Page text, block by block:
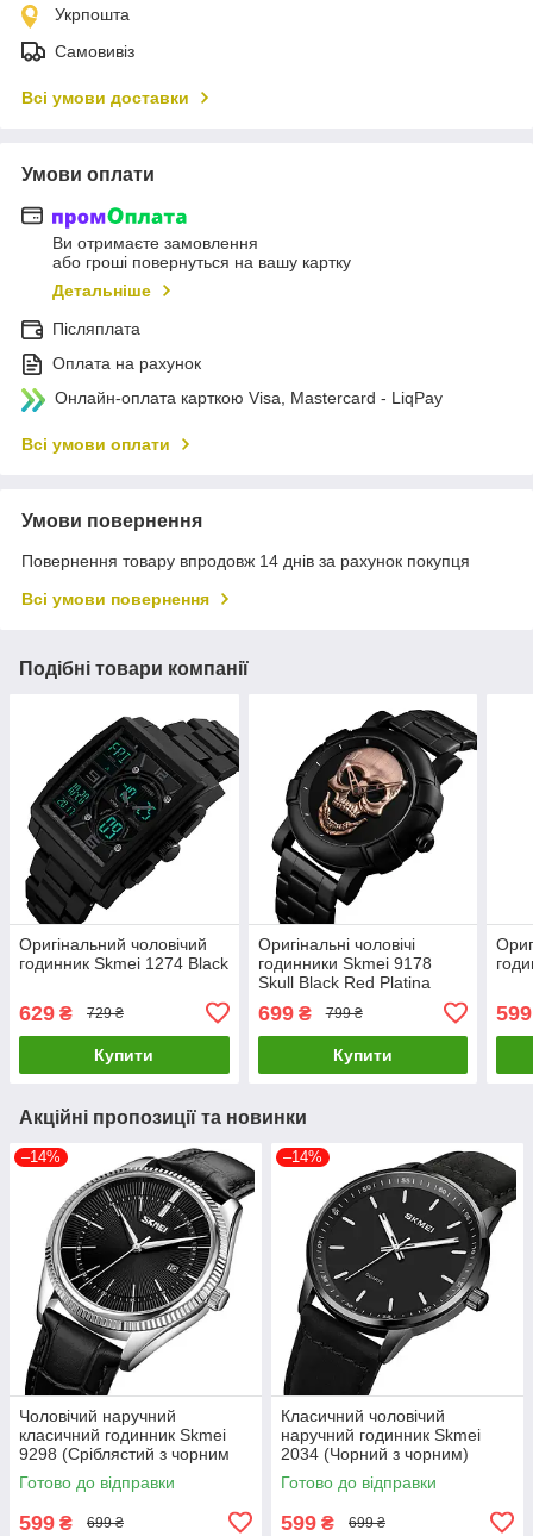
Укрпошта
Самовивіз
Всі умови доставки
Умови оплати
Ви отримаєте замовлення
або гроші повернуться на вашу картку
Детальніше
Післяплата
Оплата на рахунок
Онлайн-оплата карткою Visa, Mastercard - LiqPay
Всі умови оплати
Умови повернення
Повернення товару впродовж 14 днів за рахунок покупця
Всі умови повернення
Подібні товари компанії
Оригінальний чоловічий
годинник Skmei 1274 Black
629 ₴ 729 ₴
Купити
Оригінальні чоловічі
годинники Skmei 9178
Skull Black Red Platina
699₴ 799 ₴
Купити
599
Акційні пропозиції та новинки
–14%
Чоловічий наручний
класичний годинник Skmei
9298 (Сріблястий з чорним
циферблатом)
Готово до відправки
599 ₴ 699 ₴
–14%
Класичний чоловічий
наручний годинник Skmei
2034 (Чорний з чорним)
Готово до відправки
599 ₴ 699 ₴